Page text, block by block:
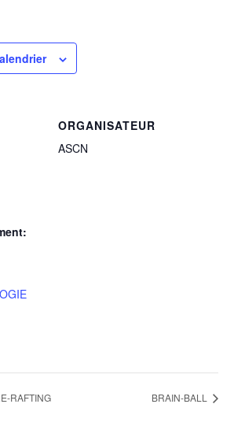
ORGANISATEUR
ASCN
RAFTING BRAIN-BALL